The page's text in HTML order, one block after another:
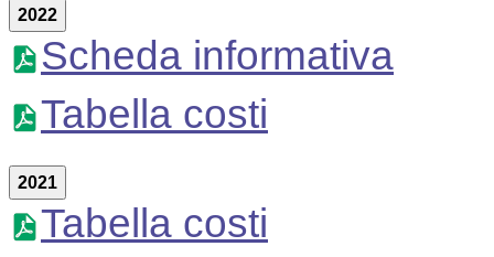
2022
Scheda informativa
Tabella costi
2021
Tabella costi